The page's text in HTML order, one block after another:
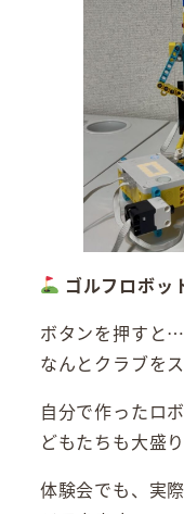
ゴルフロボッ
ボタンを押すと…
なんとクラブを
自分で作ったロ
どもたちも大盛
体験会でも、実